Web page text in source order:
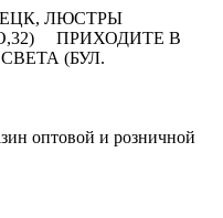
ЛЮСТРЫ
ПРИХОДИТЕ В
(БУЛ.
оптовой и розничной